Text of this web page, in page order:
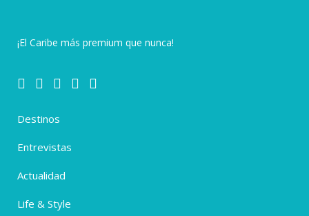
¡El Caribe más premium que nunca!
Destinos
Entrevistas
Actualidad
Life & Style